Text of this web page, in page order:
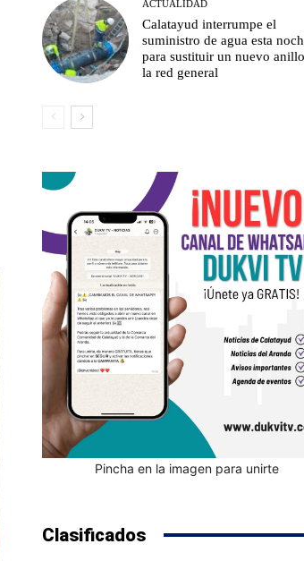
ACTUALIDAD
Calatayud interrumpe el
suministro de agua esta
para sustituir un nuevo
la red general
Pincha en la imagen para unirte
Clasificados